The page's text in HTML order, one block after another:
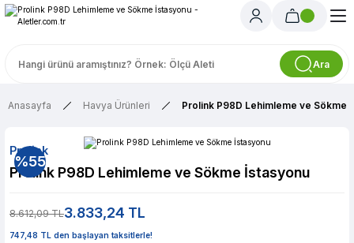
Ara
Anasayfa Havya Ürünleri Prolink P98D Lehimleme ve Sökme
%55
Prolink
Prolink P98D Lehimleme ve Sökme İstasyonu
8.612,09 TL3.833,24 TL
747,48 TL den başlayan taksitlerle!